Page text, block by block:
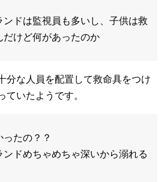
ドは監視員も多いし、子供は救
けど何があったのか
分な人員を配置して救命具をつけ
ていたようです。
たの？？
ドめちゃめちゃ深いから溺れる